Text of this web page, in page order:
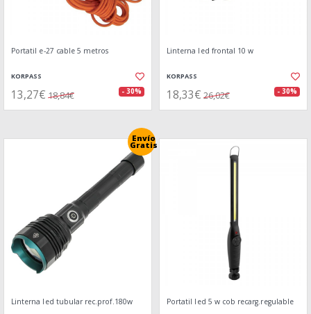
Portatil e-27 cable 5 metros
KORPASS
13,27€ 18,84€ - 30%
Linterna led frontal 10 w
KORPASS
18,33€ 26,02€ - 30%
Envío
Gratis
Linterna led tubular rec.prof.180w Portatil led 5 w cob recarg.regulable